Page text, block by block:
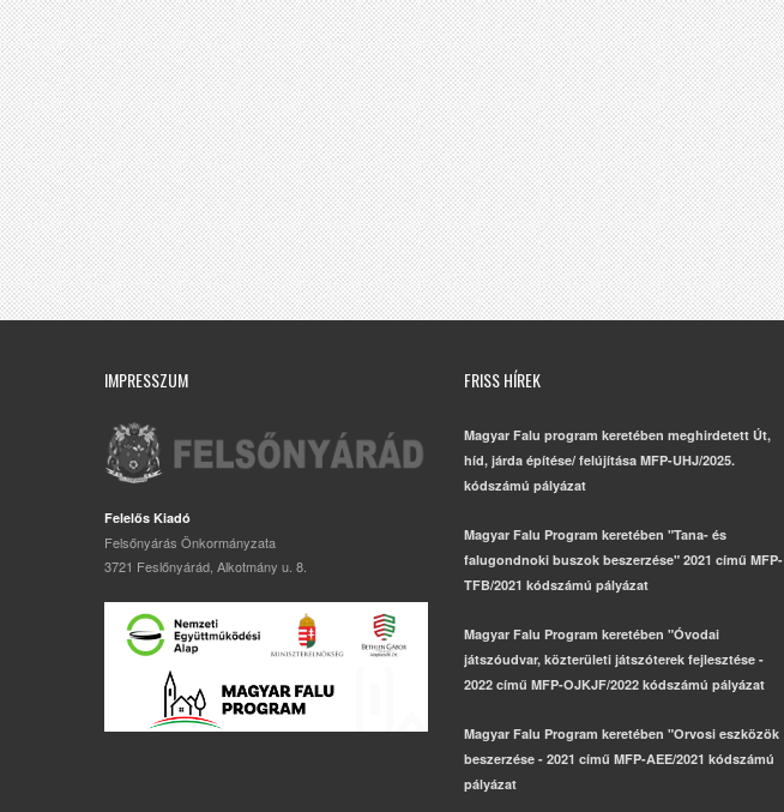
IMPRESSZUM
Felelős Kiadó
Felsőnyárás Önkormányzata
3721 Feslőnyárád, Alkotmány u. 8.
FRISS HÍREK
Magyar Falu program keretében meghirdetett Út,
híd, járda építése/ felújítása MFP-UHJ/2025.
kódszámú pályázat
Magyar Falu Program keretében "Tana- és
falugondnoki buszok beszerzése" 2021 című MFP-
TFB/2021 kódszámú pályázat
Magyar Falu Program keretében "Óvodai
játszóudvar, közterületi játszóterek fejlesztése -
2022 című MFP-OJKJF/2022 kódszámú pályázat
Magyar Falu Program keretében "Orvosi eszközök
beszerzése - 2021 című MFP-AEE/2021 kódszámú
pályázat